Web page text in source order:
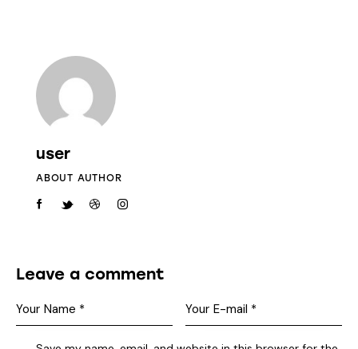
user
ABOUT AUTHOR
Leave a comment